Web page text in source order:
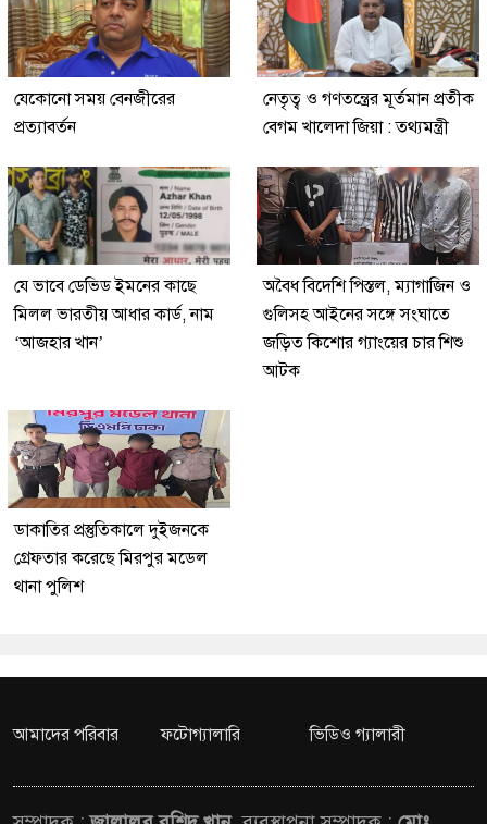
যেকোনো সময় বেনজীরের
প্রত্যাবর্তন
নেতৃত্ব ও গণতন্ত্রের মূর্তমান প্রতীক
বেগম খালেদা জিয়া : তথ্যমন্ত্রী
যে ভাবে ডেভিড ইমনের কাছে
মিলল ভারতীয় আধার কার্ড, নাম
‘আজহার খান’
অবৈধ বিদেশি পিস্তল, ম্যাগাজিন ও
গুলিসহ আইনের সঙ্গে সংঘাতে
জড়িত কিশোর গ্যাংয়ের চার শিশু
আটক
ডাকাতির প্রস্তুতিকালে দুইজনকে
গ্রেফতার করেছে মিরপুর মডেল
থানা পুলিশ
আমাদের পরিবার ফটোগ্যালারি ভিডিও গ্যালারী